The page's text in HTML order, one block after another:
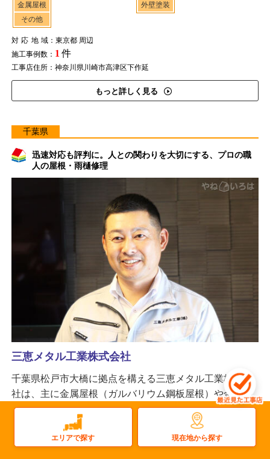
金属屋根
その他
外壁塗装
対応地域：東京都 周辺
施工事例数： 1 件
工事店住所：神奈川県川崎市高津区下作延
もっと詳しく見る
千葉県
迅速対応も評判に。人との関わりを大切にする、プロの職
人の屋根・雨樋修理
三恵メタル工業株式会社
千葉県松戸市大橋に拠点を構える三恵メタル工業株式会
社は、主に金属屋根（ガルバリウム鋼板屋根）や金属系
外壁の施工を行っています。その他にも瓦屋根工事や雨
樋修理、塗装に太陽光工事など対応できる工事は幅広
く、屋根に関する施工が得意な職人が揃った頼れる工事
エリアで探す 現在地から探す